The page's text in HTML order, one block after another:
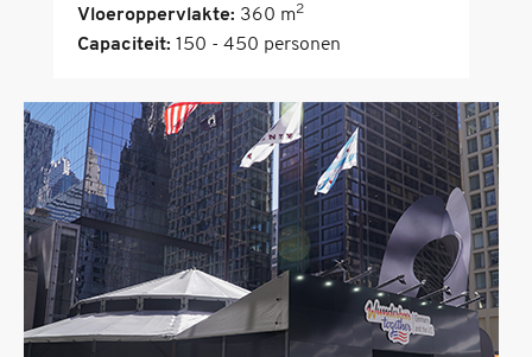
Vloeroppervlakte: 360 m2
Capaciteit: 150 - 450 personen